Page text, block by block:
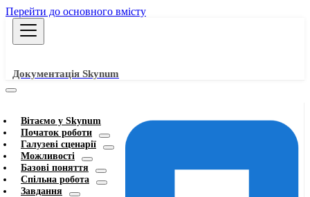
Перейти до основного вмісту
Документація Skynum
Вітаємо у Skynum
Початок роботи
Галузеві сценарії
Можливості
Базові поняття
Спільна робота
Завдання